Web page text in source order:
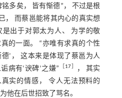
多矣， 皆有惭德”， 不过是根
， 而蔡邕能将其内心的真实想
出于对郭太为人、 为学的敬
的一面。 “亦唯有求真的个性
’， 这本来是体现了蔡邕为人
病有‘谀碑’之嫌”
17
， 其实
实的情感， 令人无法预料的
他在后世招致了骂名。